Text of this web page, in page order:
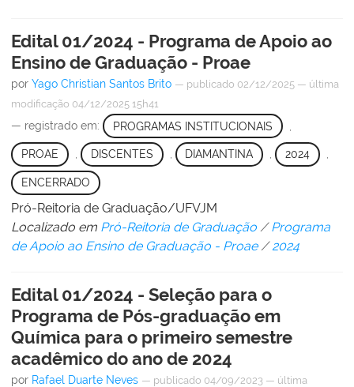
Edital 01/2024 - Programa de Apoio ao
Ensino de Graduação - Proae
por Yago Christian Santos Brito — publicado 02/12/2025 — última
modificação 04/12/2025 15h41
— registrado em: PROGRAMAS INSTITUCIONAIS
PROAE , DISCENTES , DIAMANTINA , 2024 ,
ENCERRADO
Pró-Reitoria de Graduação/UFVJM
Localizado em Pró-Reitoria de Graduação /Programa
de Apoio ao Ensino de Graduação - Proae /2024
Edital 01/2024 - Seleção para o
Programa de Pós-graduação em
Química para o primeiro semestre
acadêmico do ano de 2024
por Rafael Duarte Neves — publicado 04/09/2023 — última